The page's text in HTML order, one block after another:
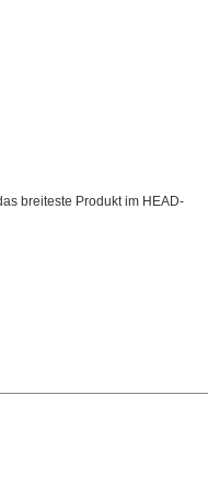
breiteste Produkt im HEAD-